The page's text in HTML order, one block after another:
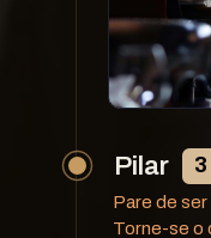
3
Pilar
Pare de
Torne-se o